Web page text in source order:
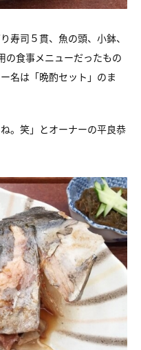
寿司５貫、魚の頭、小鉢、
の食事メニューだったもの
名は「晩酌セット」のま
。笑」とオーナーの平良恭